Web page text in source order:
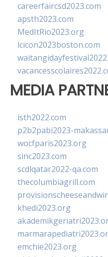
careerfaircsd2023.com
apsth2023.com
MedItRio2023.org
lcicon2023boston.com
MEDIA
isth2022.com
p2b2pabi2023-
wocfparis2023.org
sinc2023.com
scdlqatar2022-qa.com
thecolumbiagrill.com
khedi2023.org
emchie2023.org